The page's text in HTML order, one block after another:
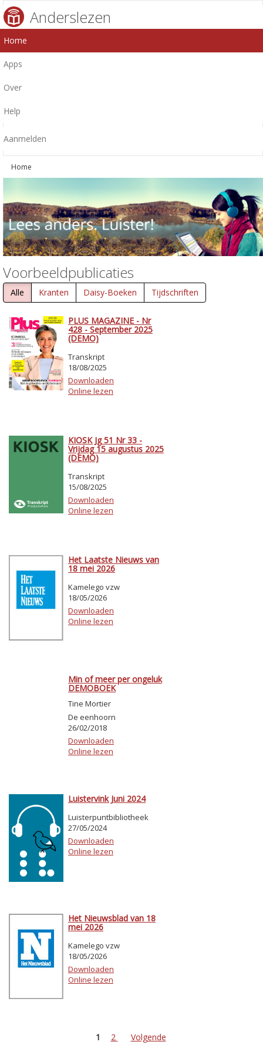
Anderslezen
Home
Apps
Over
Help
Aanmelden
Home
Voorbeeldpublicaties
Alle Kranten Daisy-Boeken Tijdschriften
PLUS MAGAZINE - Nr
428 - September 2025
(DEMO)
Transkript
18/08/2025
Downloaden
Online lezen
KIOSK Jg 51 Nr 33 -
Vrijdag 15 augustus 2025
(DEMO)
Transkript
15/08/2025
Downloaden
Online lezen
Het Laatste Nieuws van
18 mei 2026
Kamelego vzw
18/05/2026
Downloaden
Online lezen
Min of meer per ongeluk
DEMOBOEK
Tine Mortier
De eenhoorn
26/02/2018
Downloaden
Online lezen
Luistervink Juni 2024
Luisterpuntbibliotheek
27/05/2024
Downloaden
Online lezen
Het Nieuwsblad van 18
mei 2026
Kamelego vzw
18/05/2026
Downloaden
Online lezen
1 2 Volgende